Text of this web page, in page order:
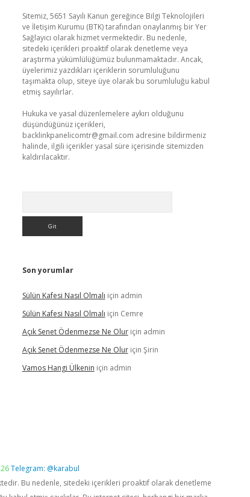
Sitemiz, 5651 Sayılı Kanun gereğince Bilgi Teknolojileri
ve İletişim Kurumu (BTK) tarafından onaylanmış bir Yer
Sağlayıcı olarak hizmet vermektedir. Bu nedenle,
sitedeki içerikleri proaktif olarak denetleme veya
araştırma yükümlülüğümüz bulunmamaktadır. Ancak,
üyelerimiz yazdıkları içeriklerin sorumluluğunu
taşımakta olup, siteye üye olarak bu sorumluluğu kabul
etmiş sayılırlar.
Hukuka ve yasal düzenlemelere aykırı olduğunu
düşündüğünüz içerikleri,
backlinkpanelicomtr@gmail.com adresine bildirmeniz
halinde, ilgili içerikler yasal süre içerisinde sitemizden
kaldırılacaktır.
Son yorumlar
Sülün Kafesi Nasıl Olmalı için admin
Sülün Kafesi Nasıl Olmalı için Cemre
Açık Senet Ödenmezse Ne Oluriçin admin
Açık Senet Ödenmezse Ne Oluriçin Şirin
Vamos Hangi Ülkenin için admin
Telegram: @karabul
Bu nedenle, sitedeki içerikleri proaktif olarak denetleme